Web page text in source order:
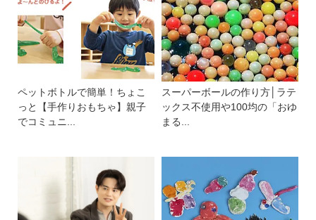
ペットボトルで簡単！ちょこ
っと【手作りおもちゃ】親子
でコミュニ...
スーパーボールの作り方│ラテ
ックス不使用や100均の「おゆ
まる...